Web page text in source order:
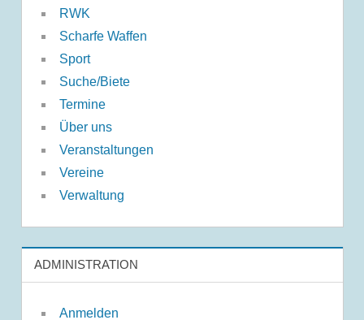
RWK
Scharfe Waffen
Sport
Suche/Biete
Termine
Über uns
Veranstaltungen
Vereine
Verwaltung
ADMINISTRATION
Anmelden